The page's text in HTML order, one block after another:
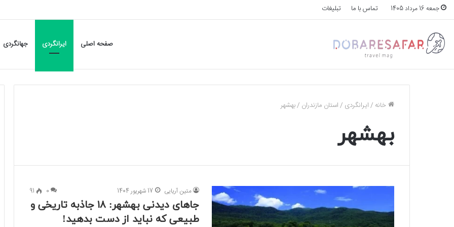
جمعه 16 مرداد 1405 تماس با ما تبلیغات
صفحه اصلی ایرانگردی جهانگردی
خانه /ایرانگردی /استان مازندران /بهشهر
بهشهر
متین آریایی 17 شهریور 1404 0
91
جاهای دیدنی بهشهر: ۱۸ جاذبه تاریخی و
طبیعی که نباید از دست بدهید!